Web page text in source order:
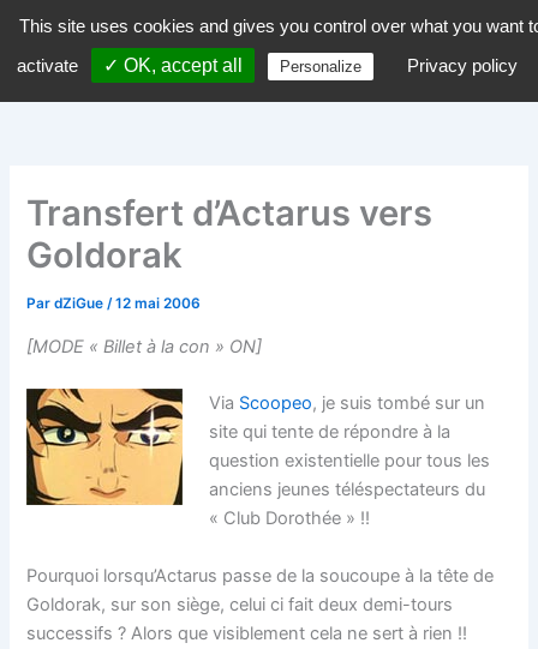
contenu
dZiGue
Transfert d’Actarus vers
Goldorak
PardZiGue/12 mai 2006
[MODE « Billet à la con » ON]
Via Scoopeo, je suis tombé sur un
site qui tente de répondre à la
question existentielle pour tous les
anciens jeunes téléspectateurs du
« Club Dorothée » !!
Pourquoi lorsqu’Actarus passe de la soucoupe à la tête de
Goldorak, sur son siège, celui ci fait deux demi-tours
successifs ? Alors que visiblement cela ne sert à rien !!
This site uses cookies and gives you control over what you want
activate
✓ OK, accept all Personalize Privacy policy